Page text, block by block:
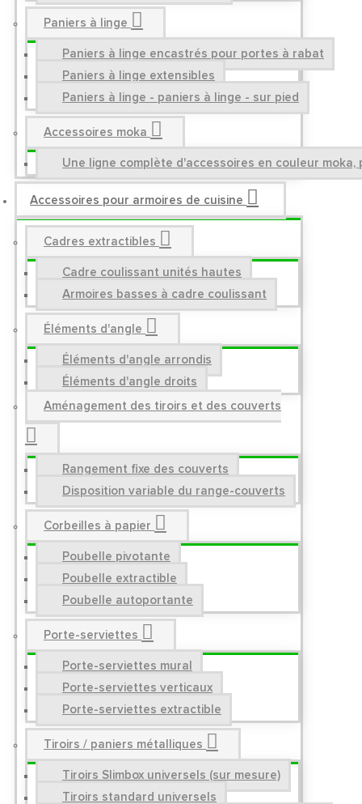
Paniers à linge
Paniers à linge encastrés pour portes à rabat
Paniers à linge extensibles
Paniers à linge - paniers à linge - sur pied
Accessoires moka
Une ligne complète d'accessoires en couleur
Accessoires pour armoires de cuisine
Cadres extractibles
Cadre coulissant unités hautes
Armoires basses à cadre coulissant
Éléments d'angle
Éléments d'angle arrondis
Éléments d'angle droits
Aménagement des tiroirs et des couverts
Rangement fixe des couverts
Disposition variable du range-couverts
Corbeilles à papier
Poubelle pivotante
Poubelle extractible
Poubelle autoportante
Porte-serviettes
Porte-serviettes mural
Porte-serviettes verticaux
Porte-serviettes extractible
Tiroirs / paniers métalliques
Tiroirs Slimbox universels (sur mesure)
Tiroirs standard universels